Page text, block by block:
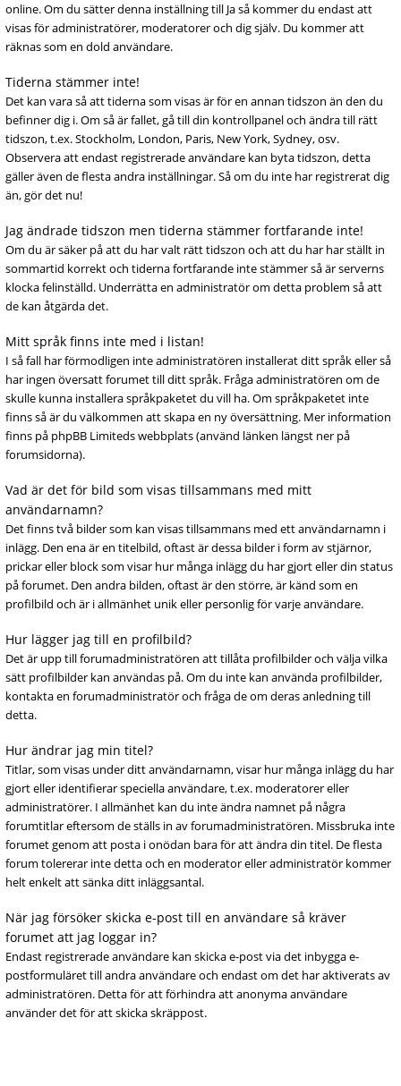
online. Om du sätter denna inställning till Ja så kommer du endast att
visas för administratörer, moderatorer och dig själv. Du kommer att
räknas som en dold användare.
Tiderna stämmer inte!
Det kan vara så att tiderna som visas är för en annan tidszon än den du
befinner dig i. Om så är fallet, gå till din kontrollpanel och ändra till rätt
tidszon, t.ex. Stockholm, London, Paris, New York, Sydney, osv.
Observera att endast registrerade användare kan byta tidszon, detta
gäller även de flesta andra inställningar. Så om du inte har registrerat dig
än, gör det nu!
Jag ändrade tidszon men tiderna stämmer fortfarande inte!
Om du är säker på att du har valt rätt tidszon och att du har har ställt in
sommartid korrekt och tiderna fortfarande inte stämmer så är serverns
klocka felinställd. Underrätta en administratör om detta problem så att
de kan åtgärda det.
Mitt språk finns inte med i listan!
I så fall har förmodligen inte administratören installerat ditt språk eller så
har ingen översatt forumet till ditt språk. Fråga administratören om de
skulle kunna installera språkpaketet du vill ha. Om språkpaketet inte
finns så är du välkommen att skapa en ny översättning. Mer information
finns på phpBB Limiteds webbplats (använd länken längst ner på
forumsidorna).
Vad är det för bild som visas tillsammans med mitt
användarnamn?
Det finns två bilder som kan visas tillsammans med ett användarnamn i
inlägg. Den ena är en titelbild, oftast är dessa bilder i form av stjärnor,
prickar eller block som visar hur många inlägg du har gjort eller din status
på forumet. Den andra bilden, oftast är den större, är känd som en
profilbild och är i allmänhet unik eller personlig för varje användare.
Hur lägger jag till en profilbild?
Det är upp till forumadministratören att tillåta profilbilder och välja vilka
sätt profilbilder kan användas på. Om du inte kan använda profilbilder,
kontakta en forumadministratör och fråga de om deras anledning till
detta.
Hur ändrar jag min titel?
Titlar, som visas under ditt användarnamn, visar hur många inlägg du har
gjort eller identifierar speciella användare, t.ex. moderatorer eller
administratörer. I allmänhet kan du inte ändra namnet på några
forumtitlar eftersom de ställs in av forumadministratören. Missbruka inte
forumet genom att posta i onödan bara för att ändra din titel. De flesta
forum tolererar inte detta och en moderator eller administratör kommer
helt enkelt att sänka ditt inläggsantal.
När jag försöker skicka e-post till en användare så kräver
forumet att jag loggar in?
Endast registrerade användare kan skicka e-post via det inbygga e-
postformuläret till andra användare och endast om det har aktiverats av
administratören. Detta för att förhindra att anonyma användare
använder det för att skicka skräppost.